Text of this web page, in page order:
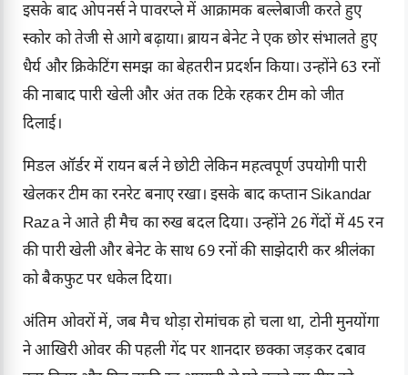
इसके बाद ओपनर्स ने पावरप्ले में आक्रामक बल्लेबाजी करते हुए
स्कोर को तेजी से आगे बढ़ाया। ब्रायन बेनेट ने एक छोर संभालते हुए
धैर्य और क्रिकेटिंग समझ का बेहतरीन प्रदर्शन किया। उन्होंने 63 रनों
की नाबाद पारी खेली और अंत तक टिके रहकर टीम को जीत
दिलाई।
मिडल ऑर्डर में रायन बर्ल ने छोटी लेकिन महत्वपूर्ण उपयोगी पारी
खेलकर टीम का रनरेट बनाए रखा। इसके बाद कप्तान Sikandar
Raza ने आते ही मैच का रुख बदल दिया। उन्होंने 26 गेंदों में 45 रन
की पारी खेली और बेनेट के साथ 69 रनों की साझेदारी कर श्रीलंका
को बैकफुट पर धकेल दिया।
अंतिम ओवरों में, जब मैच थोड़ा रोमांचक हो चला था, टोनी मुनयोंगा
ने आखिरी ओवर की पहली गेंद पर शानदार छक्का जड़कर दबाव